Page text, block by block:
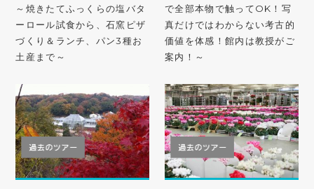
～焼きたてふっくらの塩バタ
ーロール試食から、石窯ピザ
づくり＆ランチ、パン3種お
土産まで～
で全部本物で触ってOK！写
真だけではわからない考古的
価値を体感！館内は教授がご
案内！～